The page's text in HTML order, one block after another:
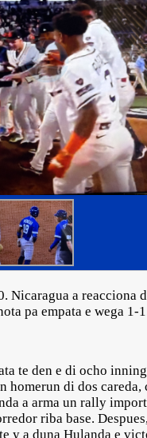
Nicaragua a reacciona
pa empata e wega 1-
te den e di ocho
homerun di dos
a arma un rally
riba base.
y a duna Hulanda e